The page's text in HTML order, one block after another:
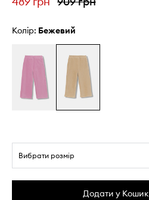
Колір: бежевий
Вибрати розмір
Додати у Кошик